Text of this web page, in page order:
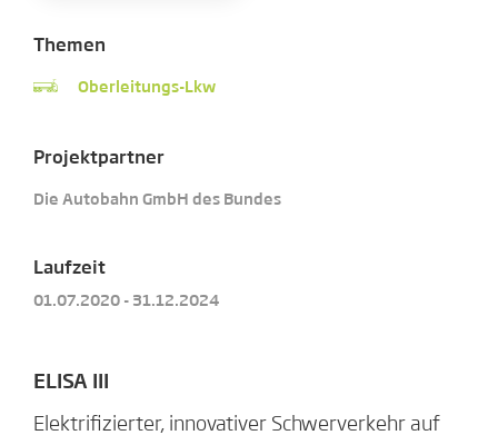
Themen
Oberleitungs-Lkw
Projektpartner
Die Autobahn GmbH des Bundes
Laufzeit
01.07.2020 - 31.12.2024
ELISA III
Elektrifizierter, innovativer Schwerverkehr auf